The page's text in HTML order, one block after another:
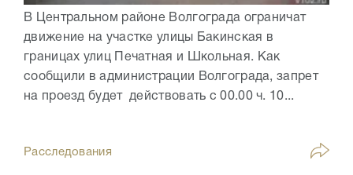
В Центральном районе Волгограда ограничат
движение на участке улицы Бакинская в
границах улиц Печатная и Школьная. Как
сообщили в администрации Волгограда, запрет
на проезд будет действовать с 00.00 ч. 10...
Расследования